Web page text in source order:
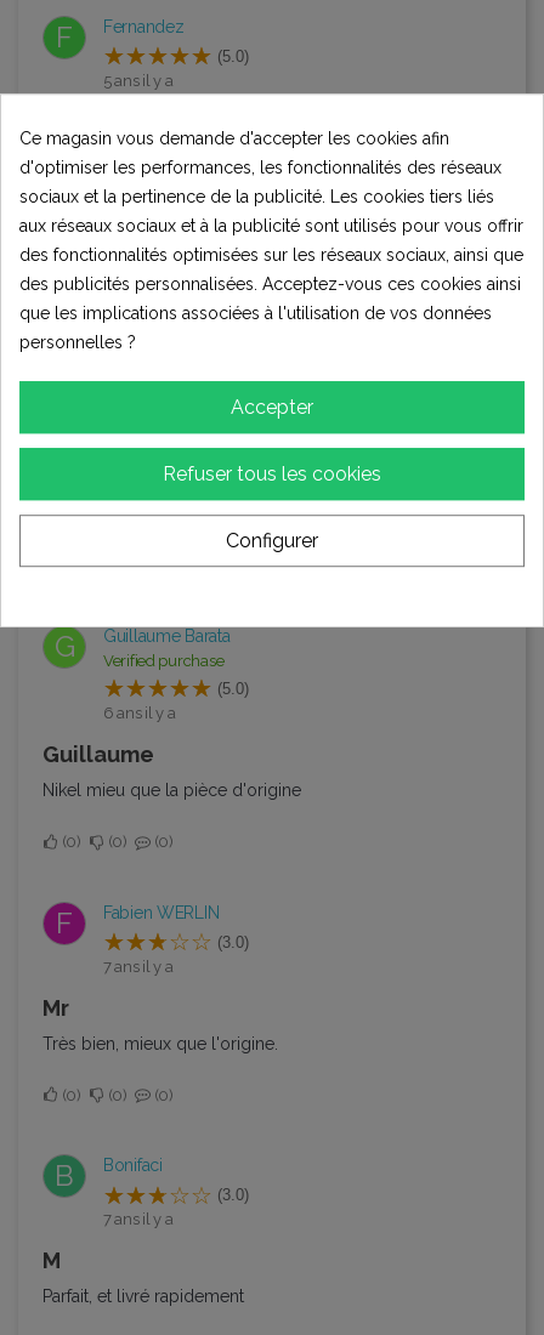
F Fernandez
(5.0)
5 ans il y a
Livraison le lendemain
0 0 0
J Jennifer sely
(5.0)
Famille sely
Super produits et super conseils
5 ans que notre fils a son quad et toujours en super état
0 0 0
G Guillaume Barata
Verified purchase
(5.0)
6 ans il y a
Guillaume
Nikel mieu que la pièce d'origine
0 0 0
F Fabien WERLIN
(3.0)
7 ans il y a
Mr
Très bien, mieux que l'origine.
0 0 0
B Bonifaci
(3.0)
7 ans il y a
M
Parfait, et livré rapidement
Ce magasin vous demande d'accepter les cookies afin
d'optimiser les performances, les fonctionnalités des réseaux
sociaux et la pertinence de la publicité. Les cookies tiers liés
aux réseaux sociaux et à la publicité sont utilisés pour vous offrir
des fonctionnalités optimisées sur les réseaux sociaux, ainsi que
des publicités personnalisées. Acceptez-vous ces cookies ainsi
que les implications associées à l'utilisation de vos données
personnelles ?
Accepter
Refuser tous les cookies
Configurer